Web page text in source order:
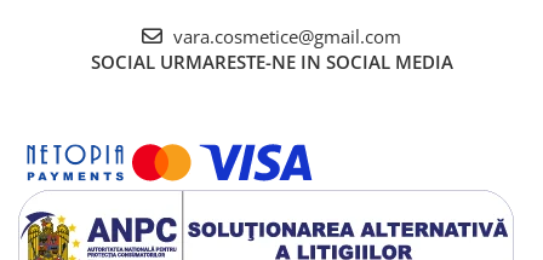
vara.cosmetice@gmail.com
SOCIAL URMARESTE-NE IN SOCIAL MEDIA